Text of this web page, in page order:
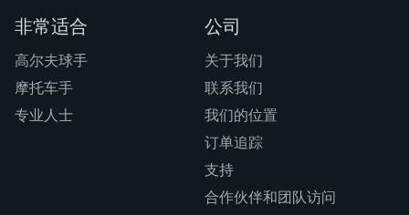
非常适合
高尔夫球手
摩托车手
专业人士
公司
关于我们
联系我们
我们的位置
订单追踪
支持
合作伙伴和团队访问